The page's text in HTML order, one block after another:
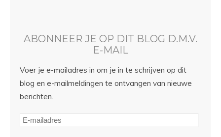
ABONNEER JE OP DIT BLOG D.M.V.
E-MAIL
Voer je e-mailadres in om je in te schrijven op dit
blog en e-mailmeldingen te ontvangen van nieuwe
berichten.